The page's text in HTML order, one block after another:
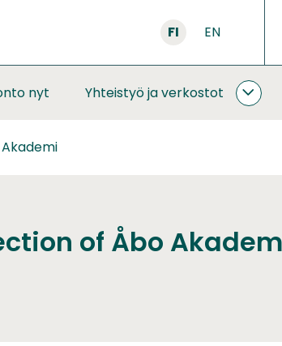
FI EN
nyt Yhteistyö ja verkostot
of Åbo